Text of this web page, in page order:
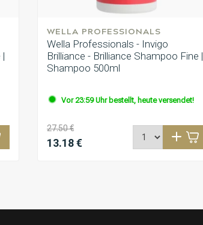
WELLA PROFESSIONALS
Wella Professionals - Invigo
Brilliance - Brilliance Shampoo Fine |
Shampoo 500ml
Vor 23:59 Uhr bestellt, heute versendet!
27.50 €
13.18 €